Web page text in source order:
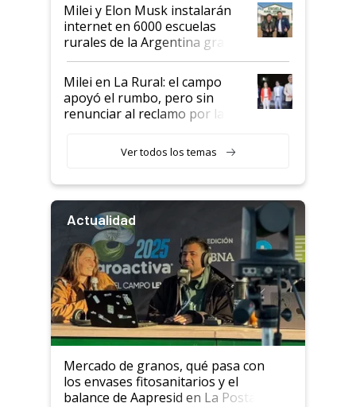
Milei y Elon Musk instalarán
internet en 6000 escuelas
rurales de la Argentina gracias
a un acuerdo con Starlink
Milei en La Rural: el campo
apoyó el rumbo, pero sin
renunciar al reclamo por las
Ver todos los temas
Actualidad
Mercado de granos, qué pasa con
los envases fitosanitarios y el
balance de Aapresid en La Posta